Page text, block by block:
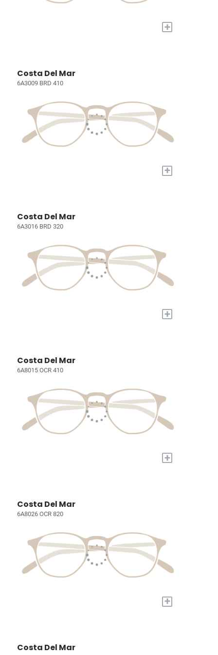
+
Costa Del Mar
6A3009 BRD 410
+
Costa Del Mar
6A3016 BRD 320
+
Costa Del Mar
6A8015 OCR 410
+
Costa Del Mar
6A8026 OCR 820
+
Costa Del Mar